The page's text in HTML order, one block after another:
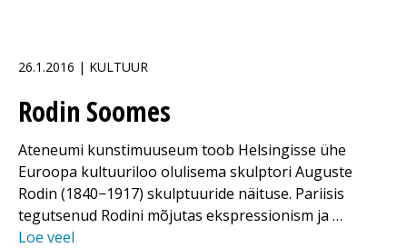
26.1.2016 | KULTUUR
Rodin Soomes
Ateneumi kunstimuuseum toob Helsingisse ühe
Euroopa kultuuriloo olulisema skulptori Auguste
Rodin (1840−1917) skulptuuride näituse. Pariisis
tegutsenud Rodini mõjutas ekspressionism ja …
Loe veel